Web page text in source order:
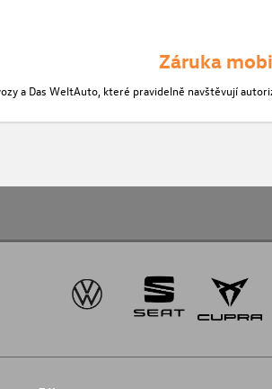
Záruka
a Das WeltAuto, které pravidelně navštěvují